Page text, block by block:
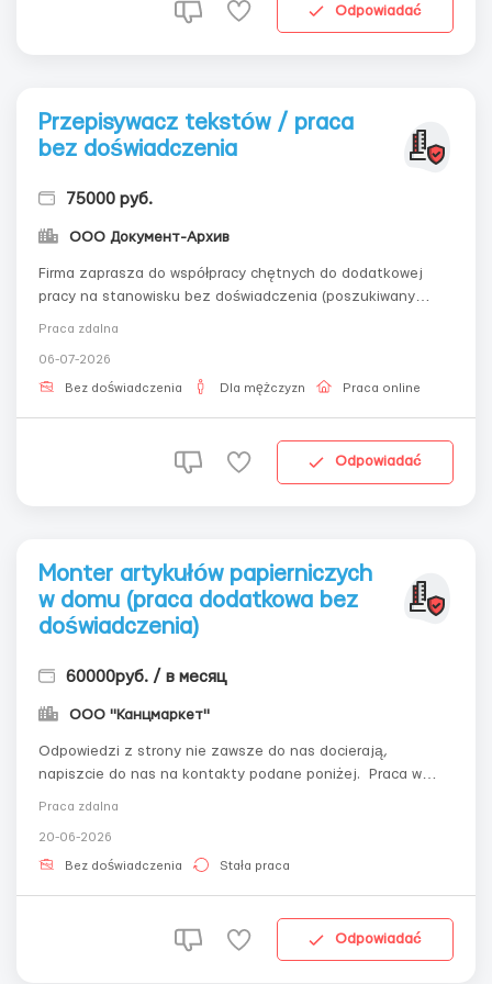
Odpowiadać
Przepisywacz tekstów / praca
bez doświadczenia
75000 руб.
ООО Документ-Архив
Firma zaprasza do współpracy chętnych do dodatkowej
pracy na stanowisku bez doświadczenia (poszukiwany
workdoctext@gmail.comWarunki pracy: Twoja praca będzie
polegała na: nasze wydawnictwo będ...
Praca zdalna
06-07-2026
Bez doświadczenia Dla mężczyzn Praca online
Odpowiadać
Monter artykułów papierniczych
w domu (praca dodatkowa bez
doświadczenia)
60000руб. / в месяц
ООО "Канцмаркет"
Odpowiedzi z strony nie zawsze do nas docierają,
napiszcie do nas na kontakty podane poniżej. Praca w
wykonywana jest w twoim domu. Grafik pracy jest
swobodny, łączenie z główną pracą. Praca odp...
Praca zdalna
20-06-2026
Bez doświadczenia Stała praca
Odpowiadać